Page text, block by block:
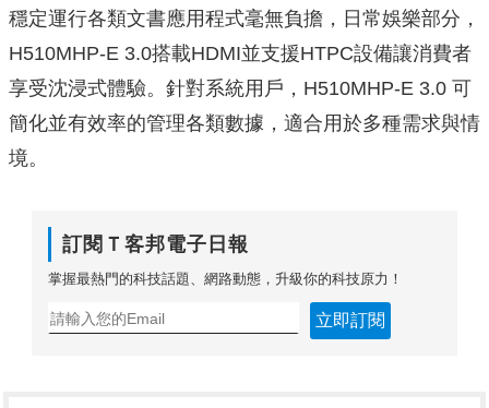
穩定運行各類文書應用程式毫無負擔，日常娛樂部分，
H510MHP-E 3.0搭載HDMI並支援HTPC設備讓消費者
享受沈浸式體驗。針對系統用戶，H510MHP-E 3.0 可
簡化並有效率的管理各類數據，適合用於多種需求與情
境。
訂閱Ｔ客邦電子日報
掌握最熱門的科技話題、網路動態，升級你的科技原力！
立即訂閱